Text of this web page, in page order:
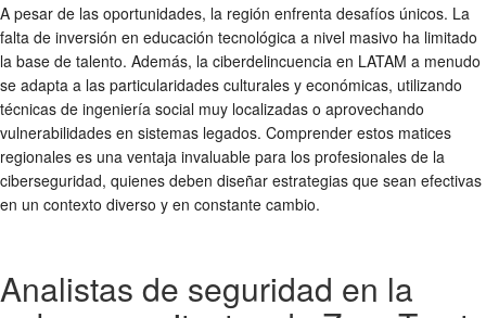
A pesar de las oportunidades, la región enfrenta desafíos únicos. La
falta de inversión en educación tecnológica a nivel masivo ha limitado
la base de talento. Además, la ciberdelincuencia en LATAM a menudo
se adapta a las particularidades culturales y económicas, utilizando
técnicas de ingeniería social muy localizadas o aprovechando
vulnerabilidades en sistemas legados. Comprender estos matices
regionales es una ventaja invaluable para los profesionales de la
ciberseguridad, quienes deben diseñar estrategias que sean efectivas
en un contexto diverso y en constante cambio.
Analistas de seguridad en la